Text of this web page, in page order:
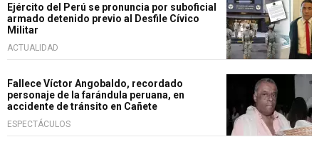
Ejército del Perú se pronuncia por suboficial
armado detenido previo al Desfile Cívico
Militar
ACTUALIDAD
Fallece Víctor Angobaldo, recordado
personaje de la farándula peruana, en
accidente de tránsito en Cañete
ESPECTÁCULOS